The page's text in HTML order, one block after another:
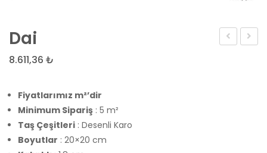
Dai
8.611,36 ₺
Fiyatlarımız m²’dir
Minimum Sipariş : 5 m²
Taş Çeşitleri : Desenli Karo
Boyutlar : 20×20 cm